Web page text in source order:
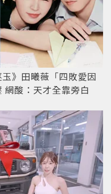
》田曦薇「四敗愛因
網酸：天才全靠旁白